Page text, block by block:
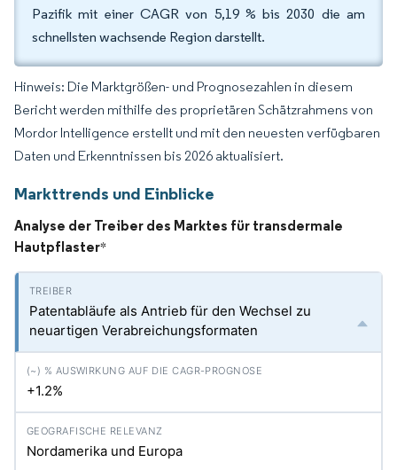
Pazifik mit einer CAGR von 5,19 % bis 2030 die am
schnellsten wachsende Region darstellt.
Hinweis: Die Marktgrößen- und Prognosezahlen in diesem
Bericht werden mithilfe des proprietären Schätzrahmens von
Mordor Intelligence erstellt und mit den neuesten verfügbaren
Daten und Erkenntnissen bis 2026 aktualisiert.
Markttrends und Einblicke
Analyse der Treiber des Marktes für transdermale
Hautpflaster*
Patentabläufe als Antrieb für den Wechsel zu
neuartigen Verabreichungsformaten
+1.2%
Nordamerika und Europa